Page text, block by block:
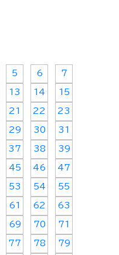
5 6 7
13 14 15
21 22 23
29 30 31
37 38 39
45 46 47
53 54 55
61 62 63
69 70 71
77 78 79